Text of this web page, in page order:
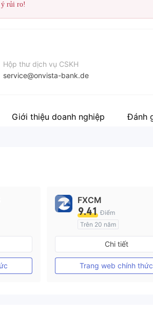
ý rủi ro!
Hộp thư dịch vụ CSKH
service@onvista-bank.de
Trang web của công ty
Giới thiệu doanh nghiệp Đánh
FXCM
9.41 Điểm
Trên 20 năm
Đăng ký tại Nước Úc
MT4 Chính thức
Chi tiết
Trang web chính thức